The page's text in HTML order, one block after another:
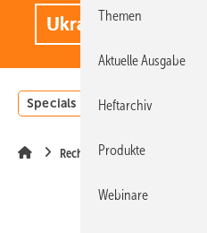
Specials Einstrahlungsatlas
Recht
Themen
Aktuelle Ausgabe
Heftarchiv
Produkte
Webinare